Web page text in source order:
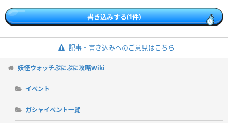
書き込みする(1件)
記事・書き込みへのご意見はこちら
妖怪ウォッチぷにぷに攻略Wiki
イベント
ガシャイベント一覧